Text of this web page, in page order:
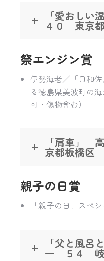
「愛おし
４０ 東京
祭エンジン賞
伊勢海老／「日和
る徳島県美波町の
可・傷物含む）
「肩車」
京都板橋区
親子の日賞
「親子の日」スペ
「父と風
一 ５４ 岐